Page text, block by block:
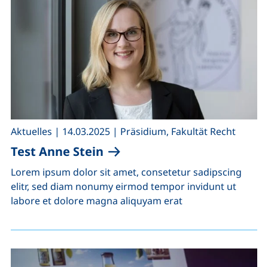
Test Anne Stein
Aktuelles | 14.03.2025 | Präsidium, Fakultät Recht
Lorem ipsum dolor sit amet, consetetur sadipscing
elitr, sed diam nonumy eirmod tempor invidunt ut
labore et dolore magna aliquyam erat